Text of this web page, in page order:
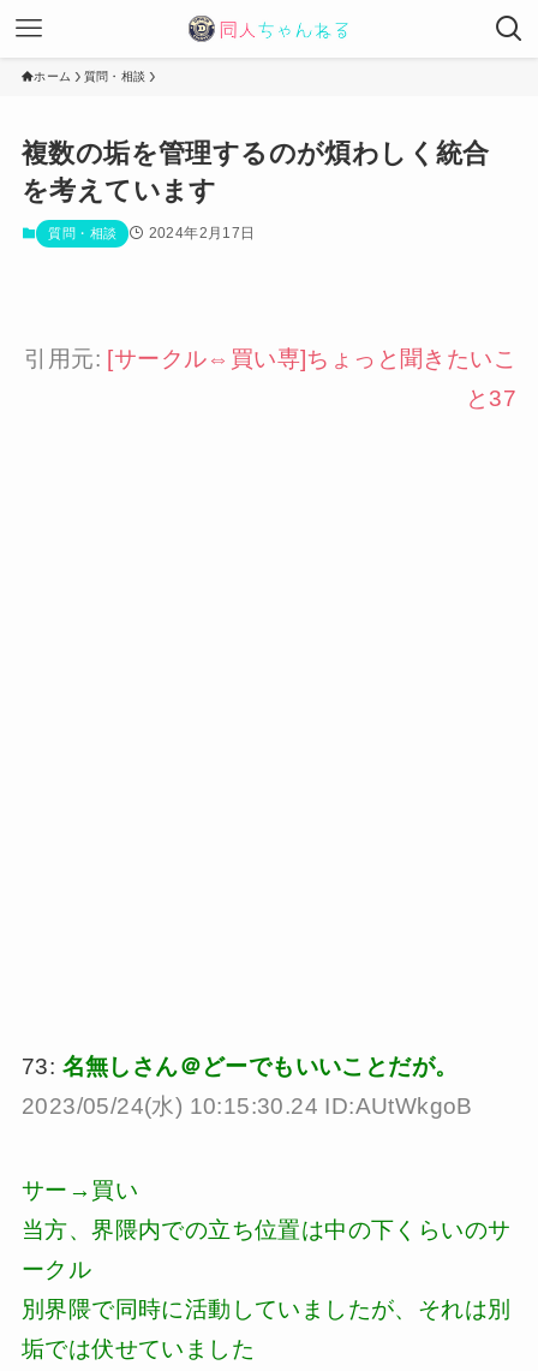
ホーム 質問・相談
複数の垢を管理するのが煩わしく統合
を考えています
質問・相談 2024年2月17日
引用元: [サークル⇔買い専]ちょっと聞きたいこ
と37
73: 名無しさん＠どーでもいいことだが。
2023/05/24(水) 10:15:30.24 ID:AUtWkgoB
サー→買い
当方、界隈内での立ち位置は中の下くらいのサ
ークル
別界隈で同時に活動していましたが、それは別
垢では伏せていました